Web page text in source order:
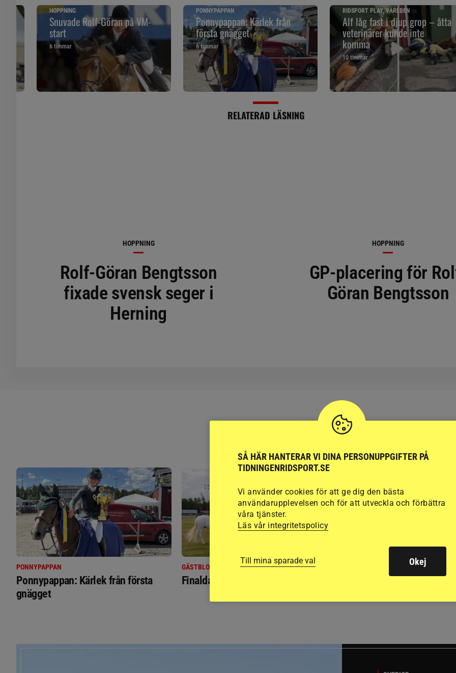
HOPPNING
Snuvade Rolf-Göran på VM-
start
6 timmar
PONNYPAPPAN
Ponnypappan: Kärlek från
första gnägget
6 timmar
RIDSPORT PLAY, VÄRLDEN
Alf låg fast i djup grop – åtta
veterinärer kunde inte
komma
10 timmar
RELATERAD LÄSNING
HOPPNING
Rolf-Göran Bengtsson
fixade svensk seger i
Herning
HOPPNING
GP-placering för
Göran Bengtsson
BLOGGAR
PONNYPAPPAN
Ponnypappan: Kärlek från första
gnägget
GÄSTBLOGGEN
Finaldag med jubileumsutställning Så gick det på helgens
SÅ HÄR HANTERAR VI DINA PERSONUPPGIFTER PÅ
TIDNINGENRIDSPORT.SE
Vi använder cookies för att ge dig den bästa
användarupplevelsen och för att utveckla och förbättra
våra tjänster.
Läs vår integritetspolicy
Till mina sparade val Okej